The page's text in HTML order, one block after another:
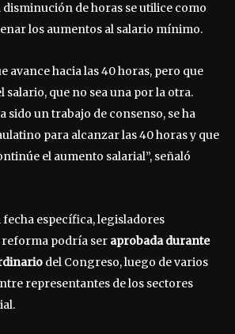
disminución de horas se utilice como
los aumentos al salario mínimo.
avance hacia las 40 horas, pero que
salario, que no sea una por la otra.
sido un trabajo de consenso, se ha
para alcanzar las 40 horas y que
el aumento salarial”, señaló
específica, legisladores
reforma podría ser aprobada durante
del Congreso, luego de varios
representantes de los sectores